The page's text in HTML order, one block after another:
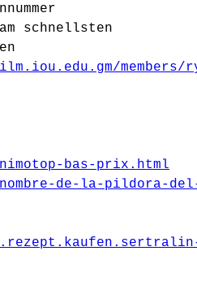
schnellsten
bas-prix.html
de-la-pildora-